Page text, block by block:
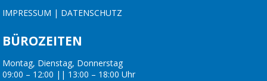
IMPRESSUM | DATENSCHUTZ
BÜROZEITEN
Montag, Dienstag, Donnerstag
09:00 – 12:00 || 13:00 – 18:00 Uhr